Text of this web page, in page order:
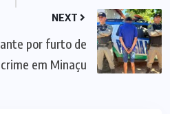
NEXT
por furto de
em Minaçu